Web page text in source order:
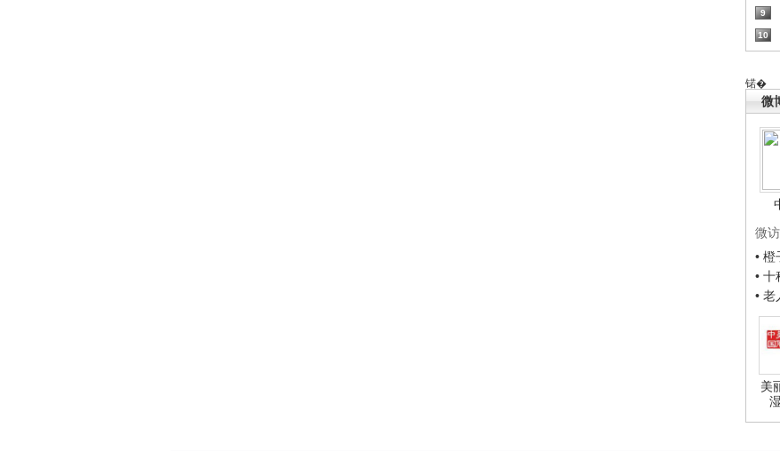
9
10
锘�
微
微
• 橙
•
•
美